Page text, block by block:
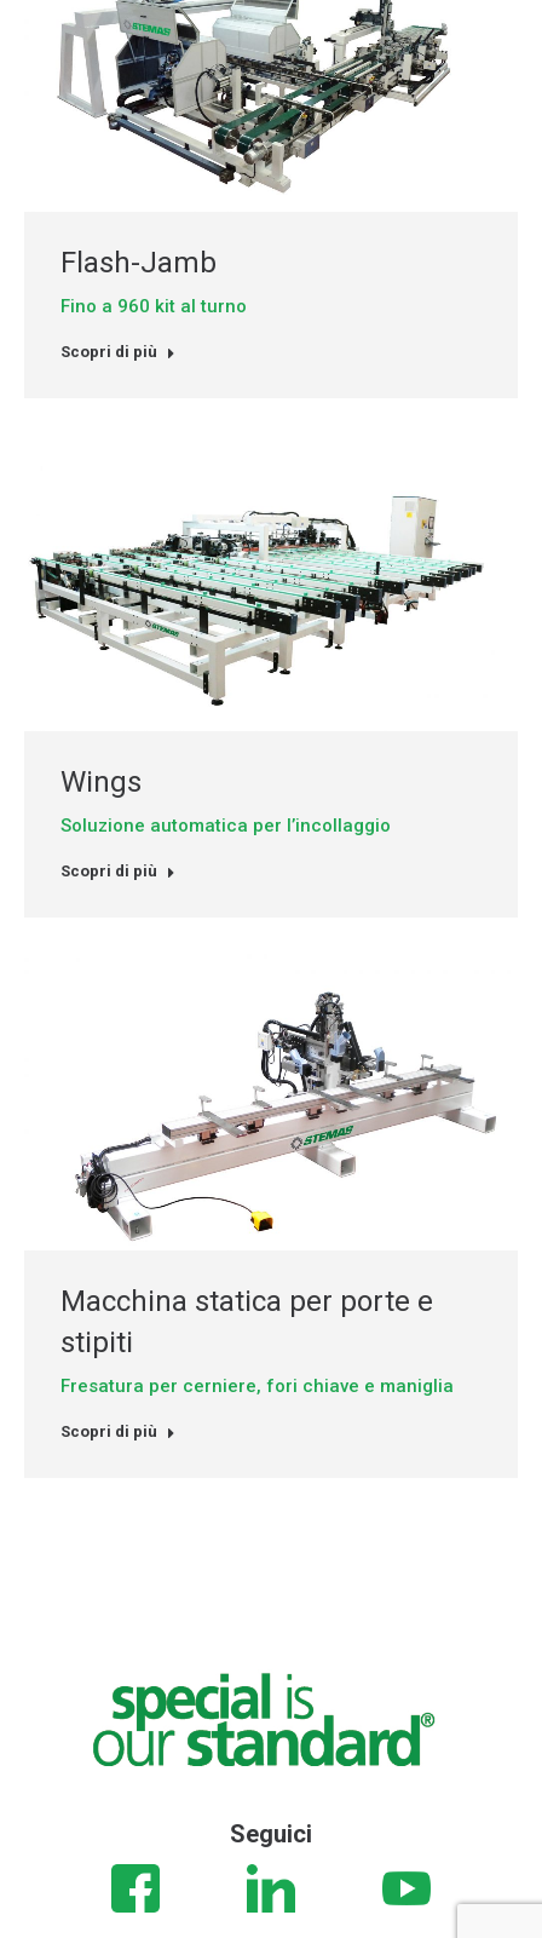
Flash-Jamb
Fino a 960 kit al turno
Scopri di più
Wings
Soluzione automatica per l’incollaggio
Scopri di più
Macchina statica per porte e
stipiti
Fresatura per cerniere, fori chiave e maniglia
Scopri di più
Seguici